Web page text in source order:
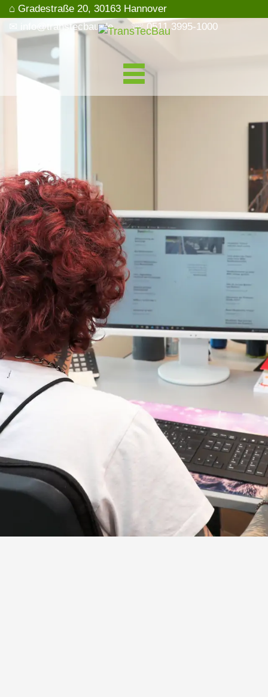
⌂ Gradestraße 20, 30163 Hannover
✉ info@transtecbau.de
☏ 0511 3995-1000